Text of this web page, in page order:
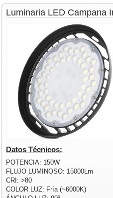
Luminaria LED Campana
Datos Técnicos:
POTENCIA: 150W
FLUJO LUMINOSO: 15000Lm
CRI: >80
COLOR LUZ: Fría (~6000K)